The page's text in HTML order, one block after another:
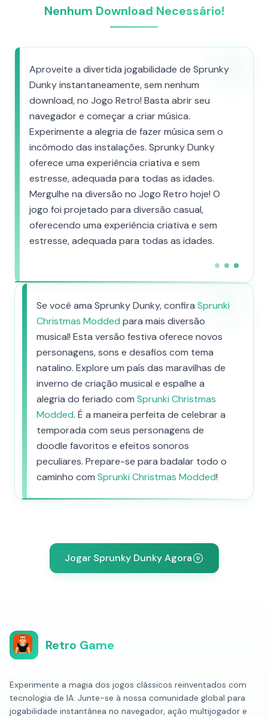
Nenhum Download Necessário!
Aproveite a divertida jogabilidade de Sprunky
Dunky instantaneamente, sem nenhum
download, no Jogo Retro! Basta abrir seu
navegador e começar a criar música.
Experimente a alegria de fazer música sem o
incômodo das instalações. Sprunky Dunky
oferece uma experiência criativa e sem
estresse, adequada para todas as idades.
Mergulhe na diversão no Jogo Retro hoje! O
jogo foi projetado para diversão casual,
oferecendo uma experiência criativa e sem
estresse, adequada para todas as idades.
Se você ama Sprunky Dunky, confira Sprunki
Christmas Modded para mais diversão
musical! Esta versão festiva oferece novos
personagens, sons e desafios com tema
natalino. Explore um país das maravilhas de
inverno de criação musical e espalhe a
alegria do feriado com Sprunki Christmas
Modded. É a maneira perfeita de celebrar a
temporada com seus personagens de
doodle favoritos e efeitos sonoros
peculiares. Prepare-se para badalar todo o
caminho com Sprunki Christmas Modded!
Jogar Sprunky Dunky Agora
Retro Game
Experimente a magia dos jogos clássicos reinventados com
tecnologia de IA. Junte-se à nossa comunidade global para
jogabilidade instantânea no navegador, ação multijogador e